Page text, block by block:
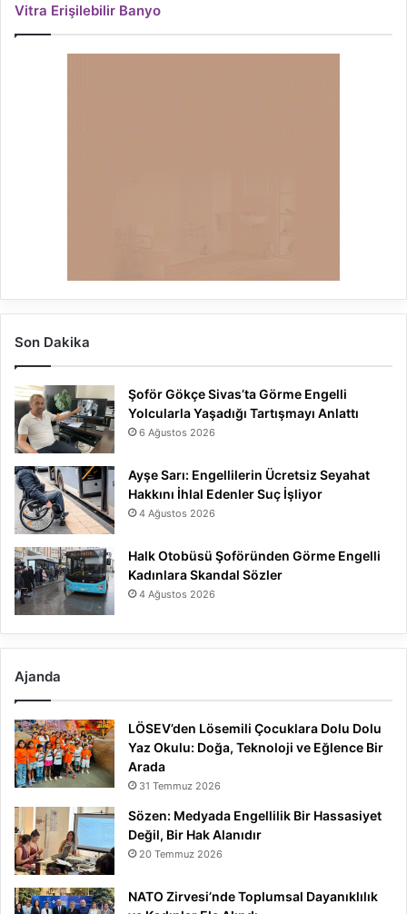
Vitra Erişilebilir Banyo
Son Dakika
Şoför Gökçe Sivas’ta Görme Engelli
Yolcularla Yaşadığı Tartışmayı Anlattı
6 Ağustos 2026
Ayşe Sarı: Engellilerin Ücretsiz Seyahat
Hakkını İhlal Edenler Suç İşliyor
4 Ağustos 2026
Halk Otobüsü Şoföründen Görme Engelli
Kadınlara Skandal Sözler
4 Ağustos 2026
Ajanda
LÖSEV’den Lösemili Çocuklara Dolu Dolu
Yaz Okulu: Doğa, Teknoloji ve Eğlence Bir
Arada
31 Temmuz 2026
Sözen: Medyada Engellilik Bir Hassasiyet
Değil, Bir Hak Alanıdır
20 Temmuz 2026
NATO Zirvesi’nde Toplumsal Dayanıklılık